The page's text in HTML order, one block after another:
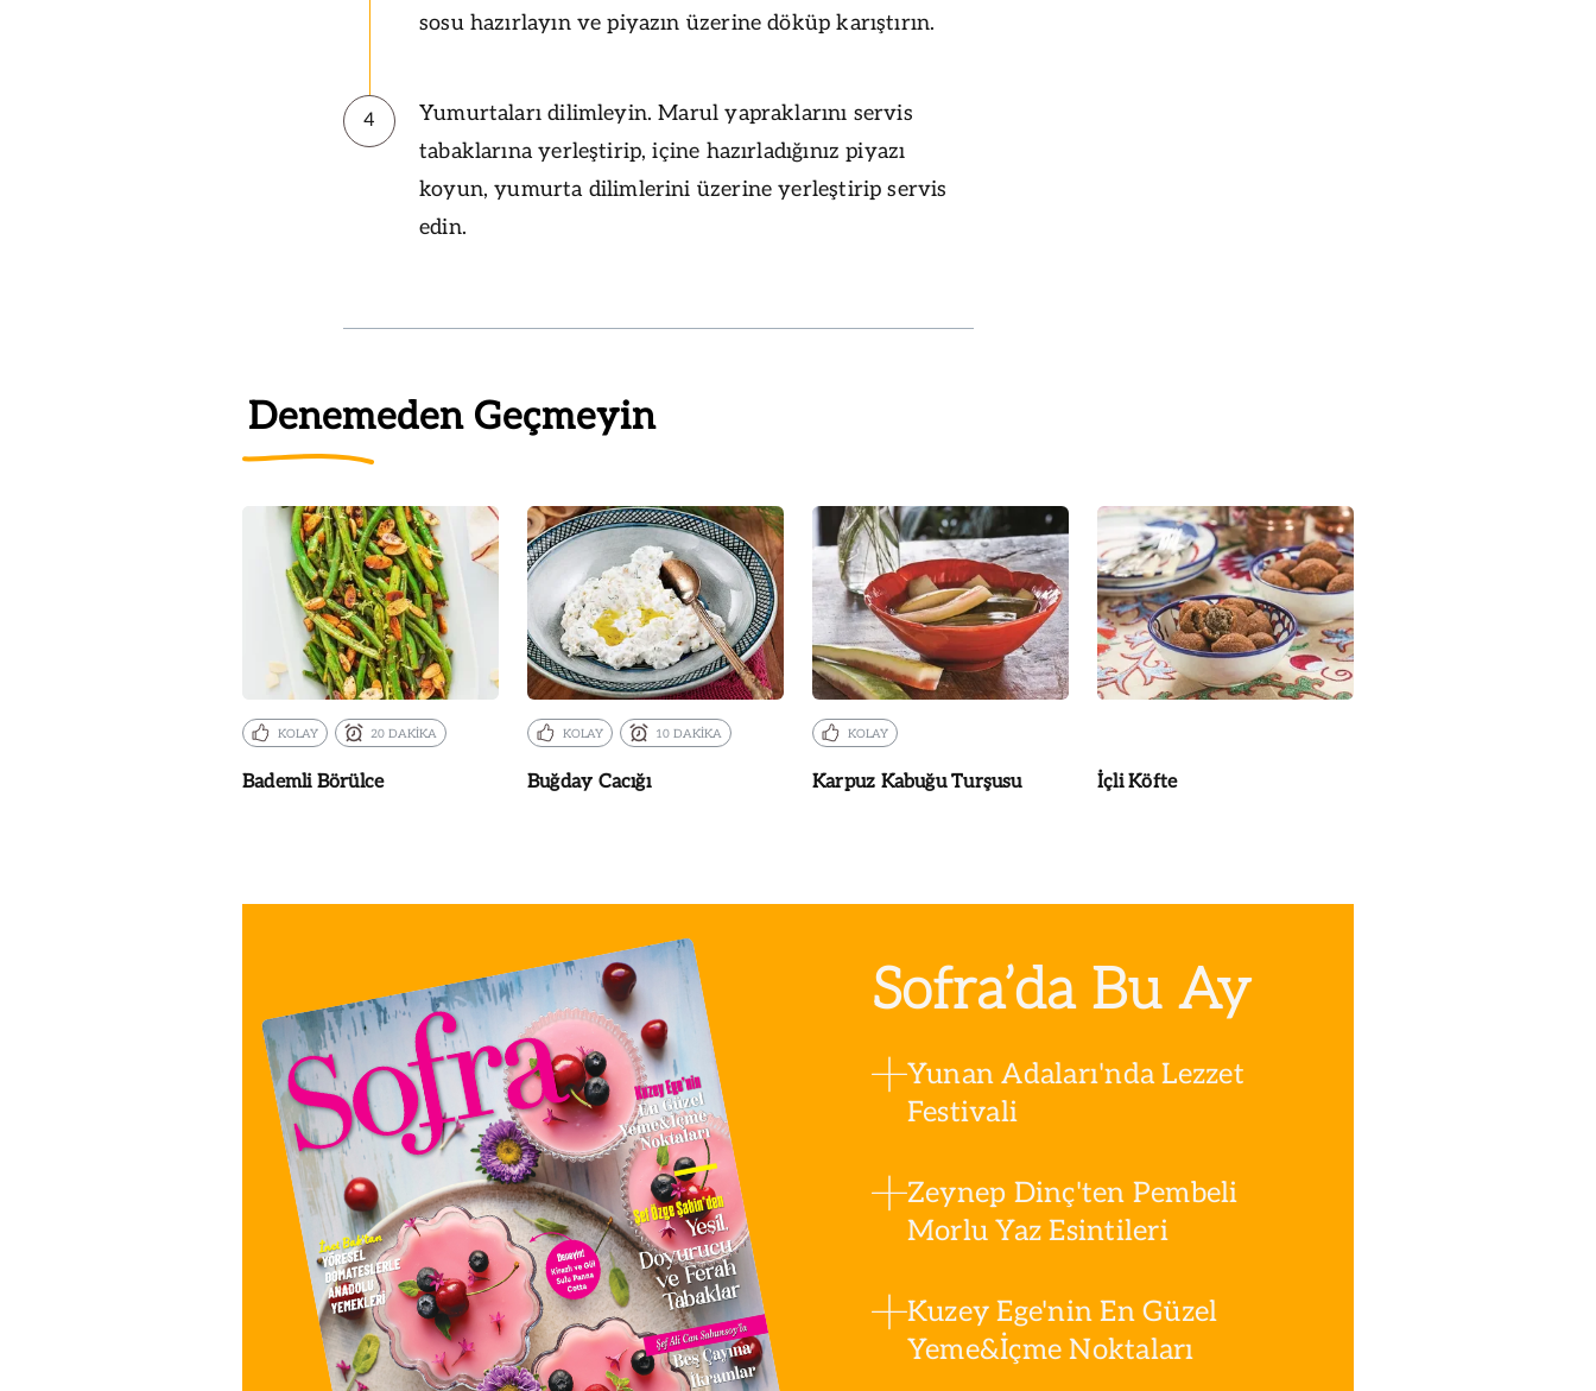
sosu hazırlayın ve piyazın üzerine döküp karıştırın.
4
Yumurtaları dilimleyin. Marul yapraklarını servis
tabaklarına yerleştirip, içine hazırladığınız piyazı
koyun, yumurta dilimlerini üzerine yerleştirip servis
edin.
Denemeden Geçmeyin
KOLAY 20 DAKİKA
Bademli Börülce
KOLAY 10 DAKİKA
Buğday Cacığı
KOLAY
Karpuz Kabuğu Turşusu İçli Köfte
Sofra’da Bu Ay
Yunan Adaları'nda Lezzet
Festivali
Zeynep Dinç'ten Pembeli
Morlu Yaz Esintileri
Kuzey Ege'nin En Güzel
Yeme&İçme Noktaları